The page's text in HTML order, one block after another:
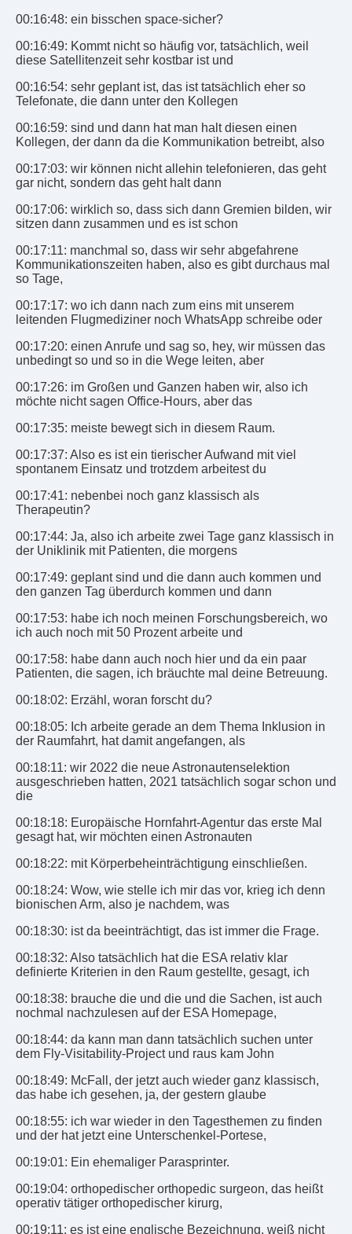
00:16:48: ein bisschen space-sicher?
00:16:49: Kommt nicht so häufig vor, tatsächlich, weil
diese Satellitenzeit sehr kostbar ist und
00:16:54: sehr geplant ist, das ist tatsächlich eher so
Telefonate, die dann unter den Kollegen
00:16:59: sind und dann hat man halt diesen einen
Kollegen, der dann da die Kommunikation betreibt, also
00:17:03: wir können nicht allehin telefonieren, das geht
gar nicht, sondern das geht halt dann
00:17:06: wirklich so, dass sich dann Gremien bilden, wir
sitzen dann zusammen und es ist schon
00:17:11: manchmal so, dass wir sehr abgefahrene
Kommunikationszeiten haben, also es gibt durchaus mal
so Tage,
00:17:17: wo ich dann nach zum eins mit unserem
leitenden Flugmediziner noch WhatsApp schreibe oder
00:17:20: einen Anrufe und sag so, hey, wir müssen das
unbedingt so und so in die Wege leiten, aber
00:17:26: im Großen und Ganzen haben wir, also ich
möchte nicht sagen Office-Hours, aber das
00:17:35: meiste bewegt sich in diesem Raum.
00:17:37: Also es ist ein tierischer Aufwand mit viel
spontanem Einsatz und trotzdem arbeitest du
00:17:41: nebenbei noch ganz klassisch als
Therapeutin?
00:17:44: Ja, also ich arbeite zwei Tage ganz klassisch in
der Uniklinik mit Patienten, die morgens
00:17:49: geplant sind und die dann auch kommen und
den ganzen Tag überdurch kommen und dann
00:17:53: habe ich noch meinen Forschungsbereich, wo
ich auch noch mit 50 Prozent arbeite und
00:17:58: habe dann auch noch hier und da ein paar
Patienten, die sagen, ich bräuchte mal deine Betreuung.
00:18:02: Erzähl, woran forscht du?
00:18:05: Ich arbeite gerade an dem Thema Inklusion in
der Raumfahrt, hat damit angefangen, als
00:18:11: wir 2022 die neue Astronautenselektion
ausgeschrieben hatten, 2021 tatsächlich sogar schon und
die
00:18:18: Europäische Hornfahrt-Agentur das erste Mal
gesagt hat, wir möchten einen Astronauten
00:18:22: mit Körperbeheinträchtigung einschließen.
00:18:24: Wow, wie stelle ich mir das vor, krieg ich denn
bionischen Arm, also je nachdem, was
00:18:30: ist da beeinträchtigt, das ist immer die Frage.
00:18:32: Also tatsächlich hat die ESA relativ klar
definierte Kriterien in den Raum gestellte, gesagt, ich
00:18:38: brauche die und die und die Sachen, ist auch
nochmal nachzulesen auf der ESA Homepage,
00:18:44: da kann man dann tatsächlich suchen unter
dem Fly-Visitability-Project und raus kam John
00:18:49: McFall, der jetzt auch wieder ganz klassisch,
das habe ich gesehen, ja, der gestern glaube
00:18:55: ich war wieder in den Tagesthemen zu finden
und der hat jetzt eine Unterschenkel-Portese,
00:19:01: Ein ehemaliger Parasprinter.
00:19:04: orthopedischer orthopedic surgeon, das heißt
operativ tätiger orthopedischer kirurg,
00:19:11: es ist eine englische Bezeichnung, weiß nicht